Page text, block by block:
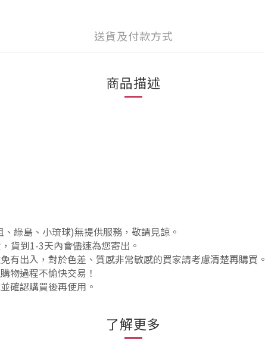
送貨及付款方式
商品描述
綠島、小琉球)無提供服務，敬請見諒。
貨到1-3天內會儘速為您寄出。
出入，對於色差、質感非常敏感的買家請考慮清楚再購買。
物過程不愉快交易！
確認購買後再使用。
了解更多